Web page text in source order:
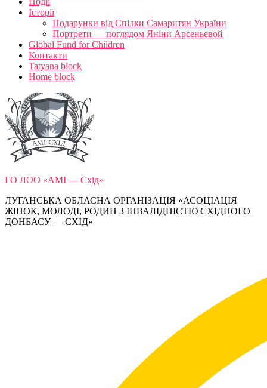
Історії
Подарунки від Спілки Самаритян України
Портрети — поглядом Яніни Арсеньевой
Global Fund for Children
Контакти
Tatyana block
Home block
ГО ЛОО «АМІ — Схід»
ЛУГАНСЬКА ОБЛАСНА ОРГАНІЗАЦІЯ «АСОЦІАЦІЯ
ЖІНОК, МОЛОДІ, РОДИН З ІНВАЛІДНІСТЮ СХІДНОГО
ДОНБАСУ — СХІД»